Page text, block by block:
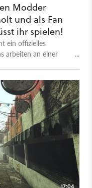
Modder
und als Fan
ihr spielen!
ein offizielles
arbeiten an einer
17:04